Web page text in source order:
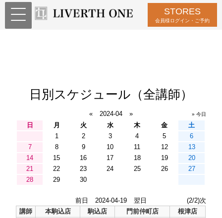
STORES
会員様ログイン・ご予約
日別スケジュール（全講師）
« 2024-04 » » 今日
日 月 火 水 木 金
土
1
2 3 4 5
6
7
8 9 10 11 12
13
14
15 16 17 18 19
20
21
22 23 24 25 26
27
28
29 30
前日 2024-04-19 翌日
(2/2)次
講師
本駒込店 駒込店 門前仲町店
根津店